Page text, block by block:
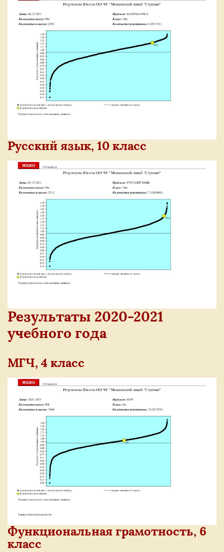
Русский язык, 10 класс
Результаты 2020-2021
учебного года
МГЧ, 4 класс
Функциональная грамотность, 6
класс